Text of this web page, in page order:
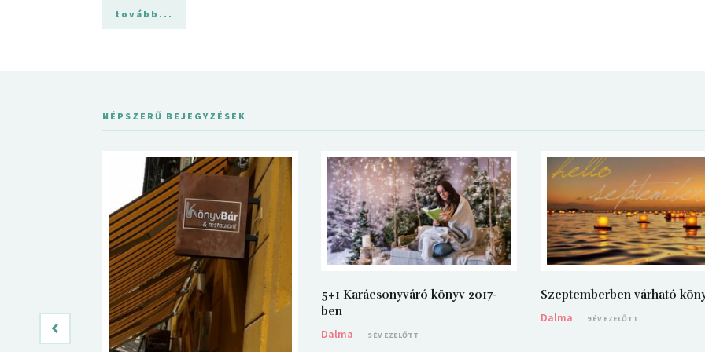
tovább...
NÉPSZERŰ BEJEGYZÉSEK
5+1 Karácsonyváró könyv 2017-
ben
Dalma
9 ÉV EZELŐTT
Szeptemberben várható
Dalma
9 ÉV EZELŐTT